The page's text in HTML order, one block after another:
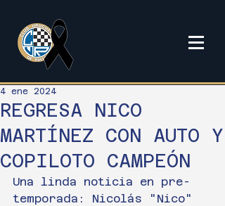
REGRESA NICO
MARTÍNEZ CON AUTO Y
COPILOTO CAMPEÓN
4 ene 2024
Una linda noticia en pre-
temporada: Nicolás "Nico"